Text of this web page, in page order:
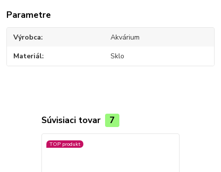
Parametre
Výrobca Akvárium
Materiál Sklo
Súvisiaci tovar 7
TOP produkt